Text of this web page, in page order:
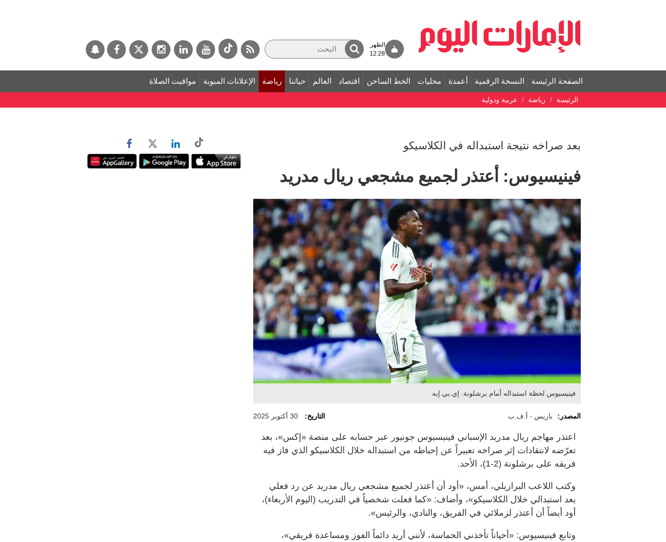
الظهر
12:28
الصفحة الرئيسة النسخة الرقمية أعمدة محليات الخط الساخن اقتصاد العالم حياتنا رياضة الإعلانات المبوبة مواقيت الصلاة
الرئيسة رياضة عربية ودولية
بعد صراخه نتيجة استبداله في الكلاسيكو
فينيسيوس: أعتذر لجميع مشجعي ريال مدريد
فينيسيوس لحظة استبداله أمام برشلونة. إي.بي.إيه
المصدر: باريس - أ.ف.ب التاريخ: 30 أكتوبر 2025
اعتذر مهاجم ريال مدريد الإسباني فينيسيوس جونيور عبر حسابه على منصة «إكس»، بعد
تعرّضه لانتقادات إثر صراخه تعبيراً عن إحباطه من استبداله خلال الكلاسيكو الذي فاز فيه
فريقه على برشلونة (2-1)، الأحد.
وكتب اللاعب البرازيلي، أمس، «أود أن أعتذر لجميع مشجعي ريال مدريد عن رد فعلي
بعد استبدالي خلال الكلاسيكو»، وأضاف: «كما فعلت شخصياً في التدريب (اليوم الأربعاء)،
أود أيضاً أن أعتذر لزملائي في الفريق، والنادي، والرئيس».
وتابع فينيسيوس: «أحياناً تأخذني الحماسة، لأنني أريد دائماً الفوز ومساعدة فريقي»،